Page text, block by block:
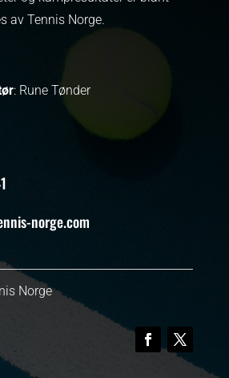
av Tennis Norge.
: Rune Tønder
norge.com
Norge